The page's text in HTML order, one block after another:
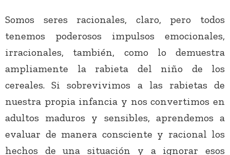
Somos seres racionales, claro, pero todos
tenemos poderosos impulsos emocionales,
irracionales, también, como lo demuestra
ampliamente la rabieta del niño de los
cereales. Si sobrevivimos a las rabietas de
nuestra propia infancia y nos convertimos en
adultos maduros y sensibles, aprendemos a
evaluar de manera consciente y racional los
hechos de una situación y a ignorar esos